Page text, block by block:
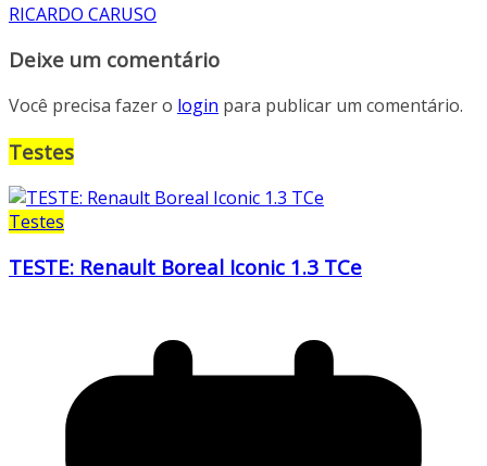
RICARDO CARUSO
Deixe um comentário
Você precisa fazer o login para publicar um comentário.
Testes
Testes
TESTE: Renault Boreal Iconic 1.3 TCe